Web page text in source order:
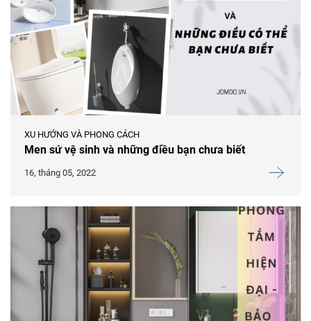
XU HƯỚNG VÀ PHONG CÁCH
Men sứ vệ sinh và những điều bạn chưa biết
16, tháng 05, 2022